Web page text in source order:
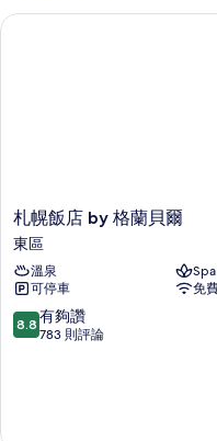
景
札
幌
飯
店
by
格
蘭
札幌飯店 by 格蘭貝爾
東區
溫泉
Spa
可停車
免
8.8
分，
8.8 有夠讚
783 則評論
札幌飯店 by 格蘭貝爾